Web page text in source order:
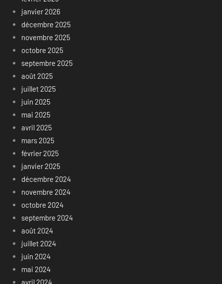
janvier 2026
décembre 2025
novembre 2025
octobre 2025
septembre 2025
août 2025
juillet 2025
juin 2025
mai 2025
avril 2025
mars 2025
février 2025
janvier 2025
décembre 2024
novembre 2024
octobre 2024
septembre 2024
août 2024
juillet 2024
juin 2024
mai 2024
avril 2024